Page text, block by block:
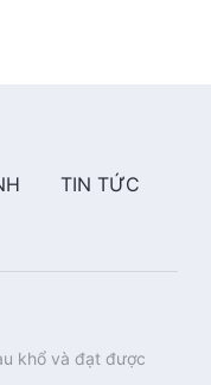
TIN TỨC
khổ và đạt được